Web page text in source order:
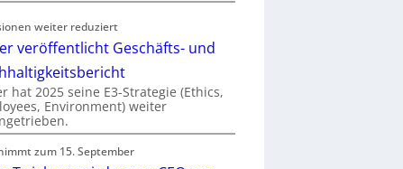
weiter reduziert
veröffentlicht Geschäfts- und
hat 2025 seine E3-Strategie (Ethics,
Environment) weiter
zum 15. September